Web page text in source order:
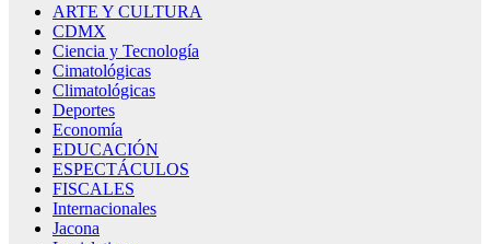
ARTE Y CULTURA
CDMX
Ciencia y Tecnología
Cimatológicas
Climatológicas
Deportes
Economía
EDUCACIÓN
ESPECTÁCULOS
FISCALES
Internacionales
Jacona